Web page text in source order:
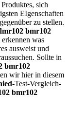
sich
EIgenschaften
zu stellen.
bmr102
was
ausweist und
Sollte in
bmr102
wir hier in diesem
-Test-Vergleich-
bmr102